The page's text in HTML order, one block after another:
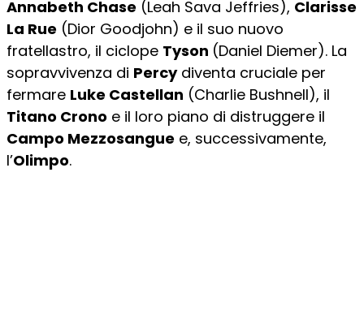
Annabeth Chase (Leah Sava Jeffries), Clarisse
La Rue (Dior Goodjohn) e il suo nuovo
fratellastro, il ciclope Tyson (Daniel Diemer). La
sopravvivenza di Percydiventa cruciale per
fermare Luke Castellan (Charlie Bushnell), il
Titano Crono e il loro piano di distruggere il
Campo Mezzosangue e, successivamente,
l’Olimpo.